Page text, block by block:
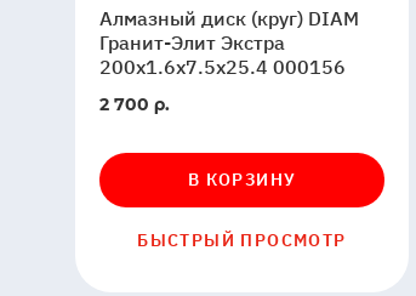
диск
(круг)
DIAM
Гранит-
200x1.6x7.5x25.4
000156
Алмазный диск (круг) DIAM
Гранит-Элит Экстра
200x1.6x7.5x25.4 000156
В
2 700 р.
В КОРЗИНУ
БЫСТРЫЙ ПРОСМОТР